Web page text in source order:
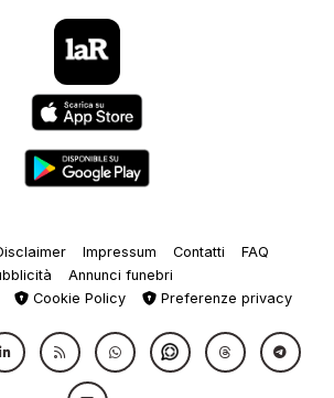
Impressum Contatti
FAQ
Annunci funebri
Cookie Policy Preferenze privacy